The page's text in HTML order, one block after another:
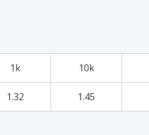
1k 10k
1.32 1.45